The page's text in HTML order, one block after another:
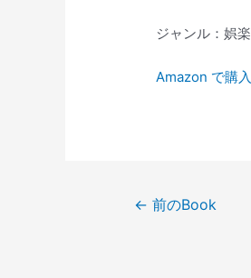
ジャンル：娯楽
Amazon で購入
← 前のBook